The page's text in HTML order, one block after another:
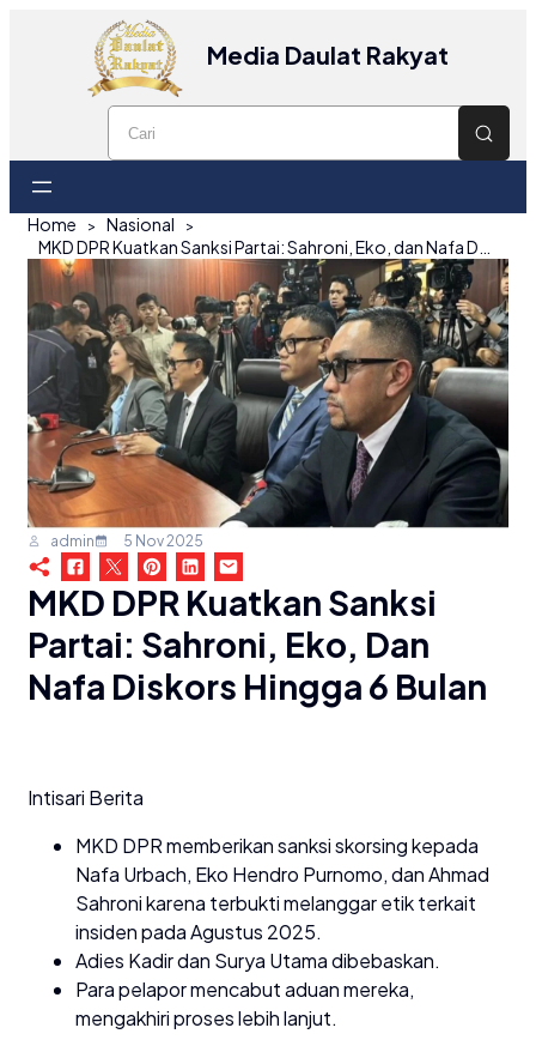
Media Daulat Rakyat
Home
Nasional
admin 5 Nov 2025
MKD DPR Kuatkan Sanksi
Partai: Sahroni, Eko, Dan
Nafa Diskors Hingga 6 Bulan
Intisari Berita
MKD DPR memberikan sanksi skorsing kepada
Nafa Urbach, Eko Hendro Purnomo, dan Ahmad
Sahroni karena terbukti melanggar etik terkait
insiden pada Agustus 2025.
Adies Kadir dan Surya Utama dibebaskan.
Para pelapor mencabut aduan mereka,
mengakhiri proses lebih lanjut.